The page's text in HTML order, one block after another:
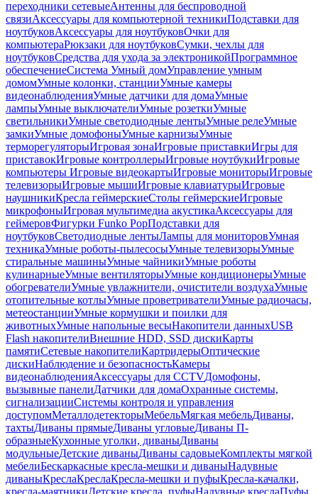
переходники сетевыеАнтенны для беспроводной
связиАксессуары для компьютерной техникиПодставки для
ноутбуковАксессуары для ноутбуковОчки для
компьютераРюкзаки для ноутбуковСумки, чехлы для
ноутбуковСредства для ухода за электроникойПрограммное
обеспечениеСистема Умный домУправление умным
домомУмные колонки, станцииУмные камеры
видеонаблюденияУмные датчики для домаУмные
лампыУмные выключателиУмные розеткиУмные
светильникиУмные светодиодные лентыУмные релеУмные
замкиУмные домофоныУмные карнизыУмные
терморегуляторыИгровая зонаИгровые приставкиИгры для
приставокИгровые контроллерыИгровые ноутбукиИгровые
компьютеры Игровые видеокартыИгровые мониторыИгровые
телевизорыИгровые мышиИгровые клавиатурыИгровые
наушникиКресла геймерскиеСтолы геймерскиеИгровые
микрофоныИгровая мультимедиа акустикаАксессуары для
геймеровФигурки Funko PopПодставки для
ноутбуковСветодиодные лентыЛампы для мониторовУмная
техникаУмные роботы-пылесосыУмные телевизорыУмные
стиральные машиныУмные чайникиУмные роботы
кулинарныеУмные вентиляторыУмные кондиционерыУмные
обогревателиУмные увлажнители, очистители воздухаУмные
отопительные котлыУмные проветривателиУмные радиочасы,
метеостанцииУмные кормушки и поилки для
животныхУмные напольные весыНакопители данныхUSB
Flash накопителиВнешние HDD, SSD дискиКарты
памятиСетевые накопителиКартридерыОптические
дискиНаблюдение и безопасностьКамеры
видеонаблюденияАксессуары для CCTVДомофоны,
вызывные панелиДатчики для домаОхранные системы,
сигнализацииСистемы контроля и управления
доступомМеталлодетекторыМебельМягкая мебельДиваны,
тахтыДиваны прямыеДиваны угловыеДиваны П-
образныеКухонные уголки, диваныДиваны
модульныеДетские диваныДиваны садовыеКомплекты мягкой
мебелиБескаркасные кресла-мешки и диваныНадувные
диваныКреслаКреслаКресла-мешки и пуфыКресла-качалки,
кресла-маятникиДетские кресла, пуфыНадувные креслаПуфы,